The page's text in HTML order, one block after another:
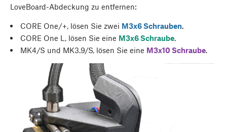
LoveBoard-Abdeckung zu entfernen:
CORE One/+, lösen Sie zwei M3x6 Schrauben.
CORE One L, lösen Sie eine M3x6 Schraube.
MK4/S und MK3.9/S, lösen Sie eine M3x10 Schraube.